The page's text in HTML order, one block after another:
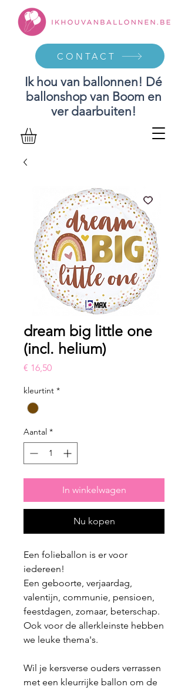
Ik hou van ballonnen! Dé
ballonshop van Boom en
ver daarbuiten!
CONTACT
dream big little one
(incl. helium)
€ 16,50Prijs
kleurtint *
Aantal *
In winkelwagen
Nu kopen
Een folieballon is er voor
iedereen!
Een geboorte, verjaardag,
valentijn, communie, pensioen,
feestdagen, zomaar, beterschap.
Ook voor de allerkleinste hebben
we leuke thema's.
Wil je kersverse ouders verrassen
met een kleurrijke ballon om de